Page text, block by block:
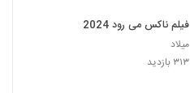
فیلم ناکس می رود 2024
میلاد
۳۱۳ بازدید